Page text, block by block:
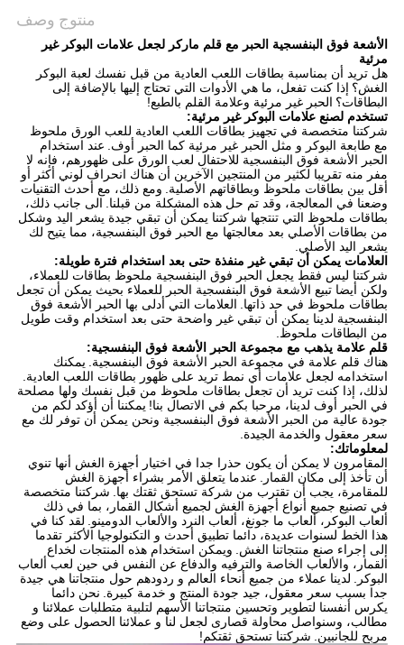
منتوج وصف
الأشعة فوق البنفسجية الحبر مع قلم ماركر لجعل علامات البوكر غير
مرئية
هل تريد أن بمناسبة بطاقات اللعب العادية من قبل نفسك لعبة البوكر
الغش؟ إذا كنت تفعل، ما هي الأدوات التي تحتاج إليها بالإضافة إلى
البطاقات؟ الحبر غير مرئية وعلامة القلم بالطبع!
تستخدم لصنع علامات البوكر غير مرئية:
شركتنا متخصصة في تجهيز بطاقات اللعب العادية للعب الورق ملحوظ
مع طابعة البوكر و مثل الحبر غير مرئية كما الحبر أوف. عند استخدام
الحبر الأشعة فوق البنفسجية للاحتفال لعب الورق على ظهورهم، فإنه لا
مفر منه تقريبا لكثير من المنتجين الآخرين أن هناك انحراف لوني أكثر أو
أقل بين بطاقات ملحوظ وبطاقاتهم الأصلية. ومع ذلك، مع أحدث التقنيات
وضعنا في المعالجة، وقد تم حل هذه المشكلة من قبلنا. الى جانب ذلك،
بطاقات ملحوظ التي تنتجها شركتنا يمكن أن تبقي جيدة يشعر اليد وشكل
من بطاقات الأصلي بعد معالجتها مع الحبر فوق البنفسجية، مما يتيح لك
يشعر اليد الأصلي.
العلامات يمكن أن تبقي غير منفذة حتى بعد استخدام فترة طويلة:
شركتنا ليس فقط يجعل الحبر فوق البنفسجية ملحوظ بطاقات للعملاء،
ولكن أيضا تبيع الأشعة فوق البنفسجية الحبر للعملاء بحيث يمكن أن تجعل
بطاقات ملحوظ في حد ذاتها. العلامات التي أدلى بها الحبر الأشعة فوق
البنفسجية لدينا يمكن أن تبقي غير واضحة حتى بعد استخدام وقت طويل
من البطاقات ملحوظ.
قلم علامة يذهب مع مجموعة الحبر الأشعة فوق البنفسجية:
هناك قلم علامة في مجموعة الحبر الأشعة فوق البنفسجية. يمكنك
استخدامه لجعل علامات أي نمط تريد على ظهور بطاقات اللعب العادية.
لذلك، إذا كنت تريد أن تجعل بطاقات ملحوظ من قبل نفسك ولها مصلحة
في الحبر أوف لدينا، مرحبا بكم في الاتصال بنا! يمكننا أن أؤكد لكم من
جودة عالية من الحبر الأشعة فوق البنفسجية ونحن يمكن أن توفر لك مع
سعر معقول والخدمة الجيدة.
لمعلوماتك:
المقامرون لا يمكن أن يكون حذرا جدا في اختيار أجهزة الغش أنها تنوي
أن تأخذ إلى مكان القمار. عندما يتعلق الأمر بشراء أجهزة الغش
للمقامرة، يجب أن تقترب من شركة تستحق ثقتك بها. شركتنا متخصصة
في تصنيع جميع أنواع أجهزة الغش لجميع أشكال القمار، بما في ذلك
ألعاب البوكر، ألعاب ما جونغ، ألعاب النرد والألعاب الدومينو. لقد كنا في
هذا الخط لسنوات عديدة، دائما تطبيق أحدث و التكنولوجيا الأكثر تقدما
إلى إجراء صنع منتجاتنا الغش. ويمكن استخدام هذه المنتجات لخداع
القمار، والألعاب الخاصة والترفيه والدفاع عن النفس في حين لعب ألعاب
البوكر. لدينا عملاء من جميع أنحاء العالم و ردودهم حول منتجاتنا هي جيدة
جدا بسبب سعر معقول، جيد جودة المنتج و خدمة كبيرة. نحن دائما
يكرس أنفسنا لتطوير وتحسين منتجاتنا الأسهم لتلبية متطلبات عملائنا و
مطالب، وسنواصل محاولة قصارى لجعل لنا و عملائنا الحصول على وضع
مربح للجانبين. شركتنا تستحق ثقتكم!